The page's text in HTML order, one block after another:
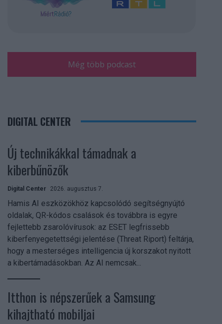
Még több podcast
DIGITAL CENTER
Új technikákkal támadnak a
kiberbűnözők
Digital Center 2026. augusztus 7.
Hamis AI eszközökhöz kapcsolódó segítségnyújtó
oldalak, QR-kódos csalások és továbbra is egyre
fejlettebb zsarolóvírusok: az ESET legfrissebb
kiberfenyegetettségi jelentése (Threat Riport) feltárja,
hogy a mesterséges intelligencia új korszakot nyitott
a kibertámadásokban. Az AI nemcsak...
Itthon is népszerűek a Samsung
kihajtható mobiljai